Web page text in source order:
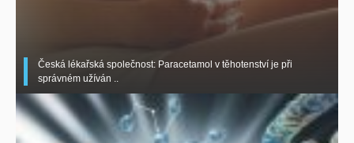
Česká lékařská společnost: Paracetamol v těhotenství je při
správném užíván ..